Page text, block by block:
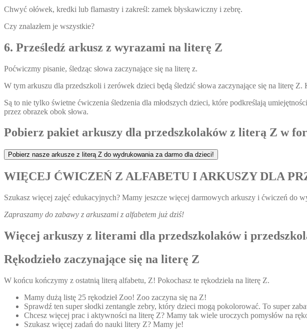
Chwyć ołówek, kredki lub flamastry i zakreśl: zamek błyskawiczny i zebrę.
Czy znalazłem je wszystkie?
6. Prześledź arkusz z wyrazami na literę Z
Poćwiczmy pisanie, śledząc słowa zaczynające się na literę z.
W tym arkuszu dla przedszkoli i zerówek dzieci będą śledzić słowa zaczynające się na literę
Są to nie tylko świetne ćwiczenia śledzenia dla młodszych dzieci, które podkreślają
przez obrazek obok słowa.
Pobierz pakiet arkuszy dla przedszkolaków z literą Z w
Pobierz nasze arkusze z literą Z do wydrukowania za darmo dla dzieci!
WIĘCEJ ĆWICZEŃ Z ALFABETU I ARKUSZY DLA
Szukasz więcej zajęć edukacyjnych? Mamy jeszcze więcej darmowych arkuszy i ćwiczeń do
Zapraszamy do zabawy z arkuszami z alfabetem już dziś!
Więcej arkuszy z literami dla przedszkolaków i
Rękodzieło zaczynające się na literę Z
W końcu kończymy z ostatnią literą alfabetu, Z! Pokochasz te rękodzieła na literę Z.
Mamy dużą listę 25 rękodzieł Zoo! Zoo zaczyna się na Z!
Sprawdź ten super słodki zentangle zebry, który dzieci mogą pokolorować. To super
Chcesz więcej prac i aktywności na literę Z? Mamy tak wiele uroczych pomysłów na
Szukasz więcej zadań do nauki litery Z? Mamy je!